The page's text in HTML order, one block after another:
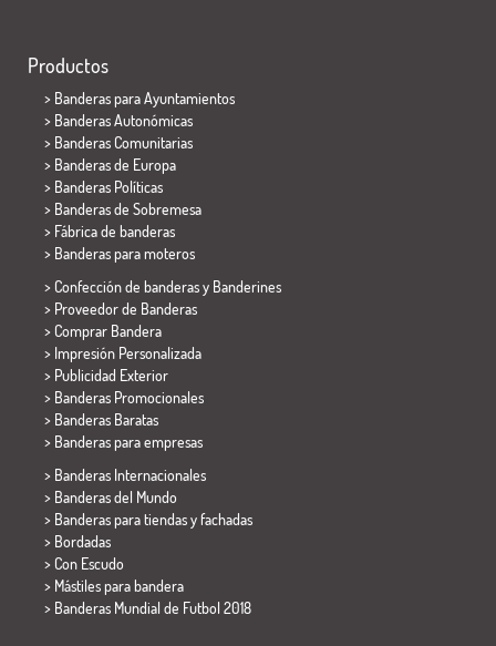
Productos
> Banderas para Ayuntamientos
> Banderas Autonómicas
> Banderas Comunitarias
> Banderas de Europa
> Banderas Políticas
> Banderas de Sobremesa
> Fábrica de banderas
> Banderas para moteros
> Confección de banderas y Banderines
> Proveedor de Banderas
> Comprar Bandera
> Impresión Personalizada
> Publicidad Exterior
> Banderas Promocionales
> Banderas Baratas
> Banderas para empresas
> Banderas Internacionales
> Banderas del Mundo
> Banderas para tiendas y fachadas
> Bordadas
> Con Escudo
> Mástiles para bandera
> Banderas Mundial de Futbol 2018